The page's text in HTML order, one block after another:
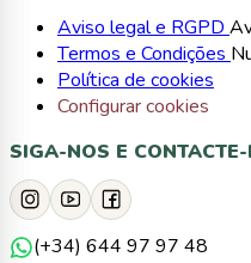
Aviso legal e RGPD
Termos e Condições
Política de cookies
Configurar cookies
SIGA-NOS E
(+34) 644 97 97 48